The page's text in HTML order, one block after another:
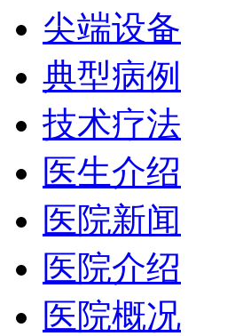
尖端设备
典型病例
技术疗法
医生介绍
医院新闻
医院介绍
医院概况